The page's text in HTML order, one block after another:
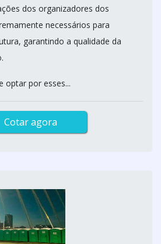
dos organizadores dos
necessários para
garantindo a qualidade da
optar por esses...
Cotar agora